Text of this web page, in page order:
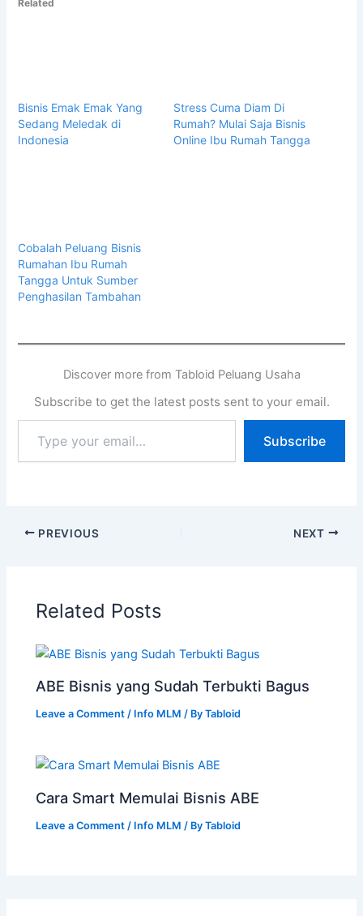
Related
Bisnis Emak Emak Yang
Sedang Meledak di
Indonesia
Stress Cuma Diam Di
Rumah? Mulai Saja Bisnis
Online Ibu Rumah Tangga
Cobalah Peluang Bisnis
Rumahan Ibu Rumah
Tangga Untuk Sumber
Penghasilan Tambahan
Discover more from Tabloid Peluang Usaha
Subscribe to get the latest posts sent to your email.
Subscribe
PREVIOUS NEXT
Related Posts
ABE Bisnis yang Sudah Terbukti Bagus
Leave a Comment / Info MLM / ByTabloid
Cara Smart Memulai Bisnis ABE
Leave a Comment / Info MLM / ByTabloid